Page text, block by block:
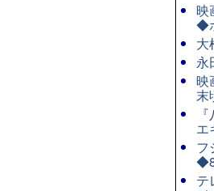
映
◆
大
永
映
末
エ
フ
テ